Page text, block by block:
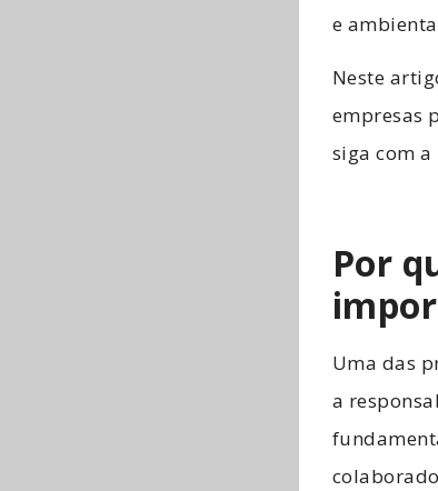
e
Neste
empresas
siga com
Por
Uma das
a